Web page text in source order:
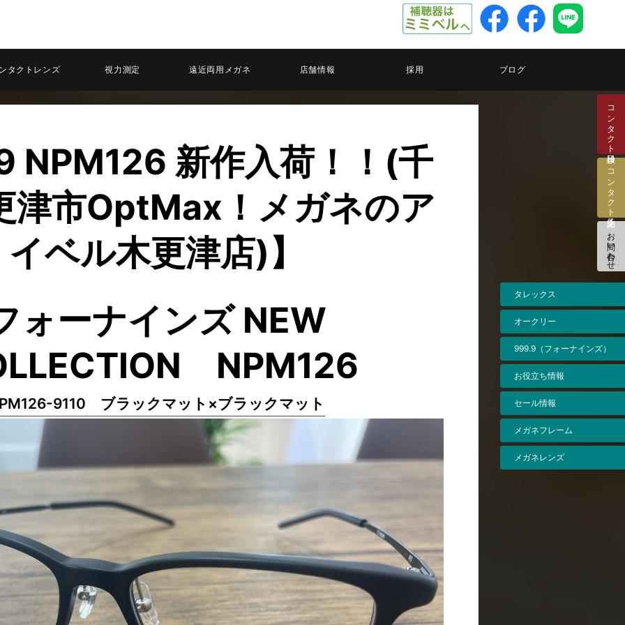
タクトレンズ 視力測定 遠近両用メガネ 店舗情報 採用 ブログ
NPM126 新作入荷！！(千
津市OptMax！メガネのア
イベル木更津店)】
ォーナインズ NEW
NPM126
9110 ブラックマット×ブラックマット
コンタクト検診日
コンタクト注文予約
お問い合わせ
タレックス
オークリー
999.9（フォーナインズ）
お役立ち情報
セール情報
メガネフレーム
メガネレンズ